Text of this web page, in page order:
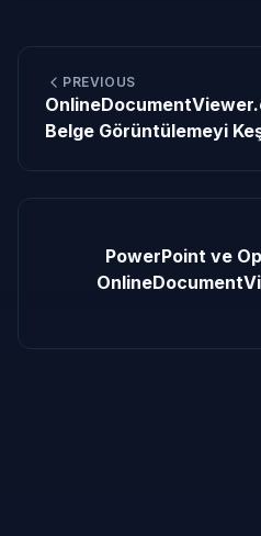
PREVIOUS
Belge Görüntülemeyi
PowerPoint ve